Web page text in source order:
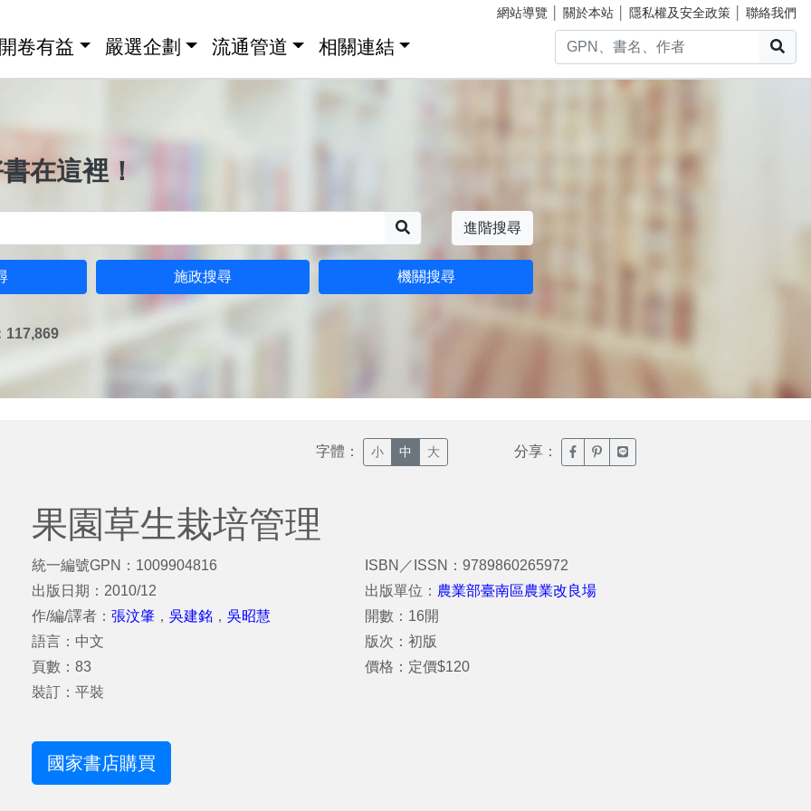
網站導覽 關於本站 隱私權及安全政策 聯絡我們
卷有益 嚴選企劃 流通管道 相關連結
在這裡！
進階搜尋
施政搜尋 機關搜尋
117,869
字體： 小 中 大 分享： 臉書分享(另開新視窗)
噗浪分享(另開新視窗)
Line分享(另開新視窗)
果園草生栽培管理
統一編號GPN：1009904816
出版日期：2010/12
作/編/譯者： 張汶肇 ， 吳建銘 ， 吳昭慧
語言：中文
頁數：83
裝訂：平裝
ISBN／ISSN：9789860265972
出版單位： 農業部臺南區農業改良場
開數：16開
版次：初版
價格：定價$120
國家書店購買